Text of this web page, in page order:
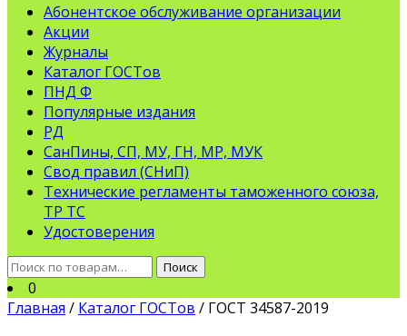
Абонентское обслуживание организации
Акции
Журналы
Каталог ГОСТов
ПНД Ф
Популярные издания
РД
СанПины, СП, МУ, ГН, МР, МУК
Свод правил (СНиП)
Технические регламенты таможенного союза,
ТР ТС
Удостоверения
Искать:
Поиск
0
Главная / Каталог ГОСТов / ГОСТ 34587-2019